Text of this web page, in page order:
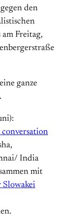
den
Freitag,
ganze
India
mit
Slowakei